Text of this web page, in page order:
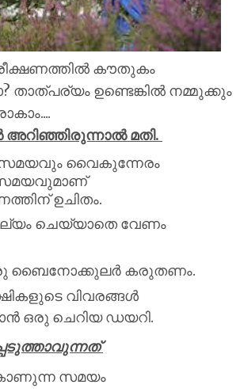
കൗതുകം
ഉണ്ടെങ്കിൽ നമ്മുക്കും
അറിഞ്ഞിരുന്നാൽ മതി.
വൈകുന്നേരം
ഉചിതം.
ചെയ്യാതെ വേണം
ബൈനോക്കുലർ കരുതണം.
വിവരങ്ങൾ
ഒരു ചെറിയ ഡയറി.
സമയം